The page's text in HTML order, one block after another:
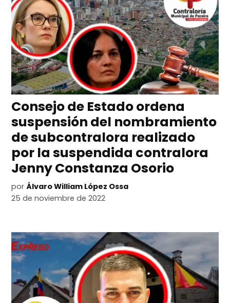
Consejo de Estado ordena
suspensión del nombramiento
de subcontralora realizado
por la suspendida contralora
Jenny Constanza Osorio
por Álvaro William López Ossa
25 de noviembre de 2022